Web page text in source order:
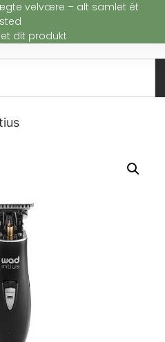
velvære – alt samlet ét
sted
dit produkt